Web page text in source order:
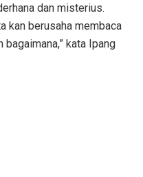
dan misterius.
kan berusaha membaca
kata Ipang